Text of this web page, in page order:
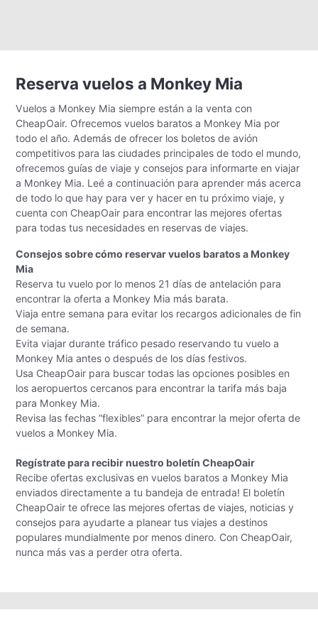
Reserva vuelos a Monkey Mia
Vuelos a Monkey Mia siempre están a la venta con
CheapOair. Ofrecemos vuelos baratos a Monkey Mia por
todo el año. Además de ofrecer los boletos de avión
competitivos para las ciudades principales de todo el mundo,
ofrecemos guías de viaje y consejos para informarte en viajar
a Monkey Mia. Leé a continuación para aprender más acerca
de todo lo que hay para ver y hacer en tu próximo viaje, y
cuenta con CheapOair para encontrar las mejores ofertas
para todas tus necesidades en reservas de viajes.
Consejos sobre cómo reservar vuelos baratos a Monkey
Mia
Reserva tu vuelo por lo menos 21 días de antelación para
encontrar la oferta a Monkey Mia más barata.
Viaja entre semana para evitar los recargos adicionales de fin
de semana.
Evita viajar durante tráfico pesado reservando tu vuelo a
Monkey Mia antes o después de los días festivos.
Usa CheapOair para buscar todas las opciones posibles en
los aeropuertos cercanos para encontrar la tarifa más baja
para Monkey Mia.
Revisa las fechas “flexibles” para encontrar la mejor oferta de
vuelos a Monkey Mia.
Regístrate para recibir nuestro boletín CheapOair
Recibe ofertas exclusivas en vuelos baratos a Monkey Mia
enviados directamente a tu bandeja de entrada! El boletín
CheapOair te ofrece las mejores ofertas de viajes, noticias y
consejos para ayudarte a planear tus viajes a destinos
populares mundialmente por menos dinero. Con CheapOair,
nunca más vas a perder otra oferta.